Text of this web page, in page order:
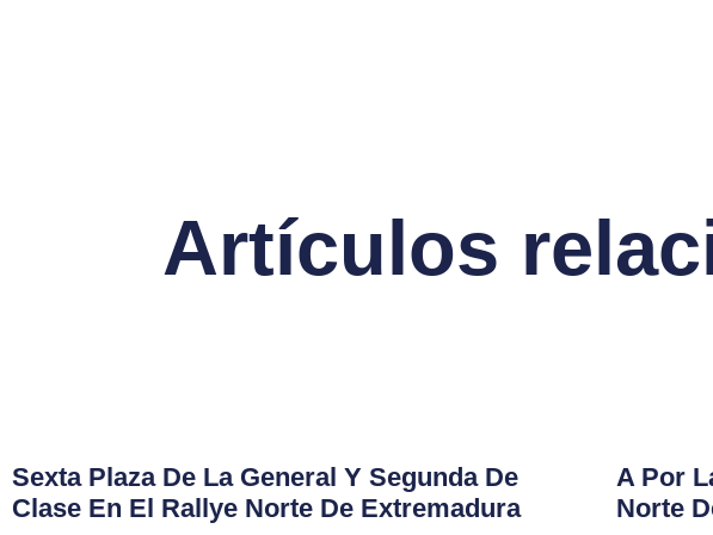
Artículos
Sexta Plaza De La General Y Segunda De
Clase En El Rallye Norte De Extremadura
A Por
Norte